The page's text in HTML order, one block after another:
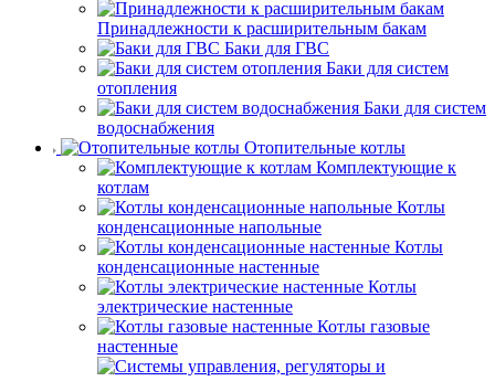
Принадлежности к расширительным бакам
Баки для ГВС
Баки для систем
отопления
Баки для систем
водоснабжения
Отопительные котлы
Комплектующие к
котлам
Котлы
конденсационные напольные
Котлы
конденсационные настенные
Котлы
электрические настенные
Котлы газовые
настенные